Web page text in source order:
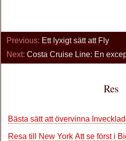
Previous: Ett lyxigt sätt att Fly
Next: Costa Cruise Line: En
Res
Bästa sätt att övervinna
Resa till New York Att se först i